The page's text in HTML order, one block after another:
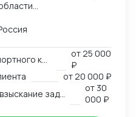
сделок и решения
Международный
суд / Рига, Латвия,
суд IAC / Алматы,
от25 000
₽
от20 000 ₽
от 30
000 ₽